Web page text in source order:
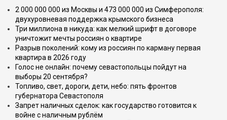
2 000 000 000 из Москвы и 473 000 000 из Симферополя:
двухуровневая поддержка крымского бизнеса
Три миллиона в никуда: как мелкий шрифт в договоре
уничтожит мечты россиян о квартире
Разрыв поколений: кому из россиян по карману первая
квартира в 2026 году
Голос не онлайн: почему севастопольцы пойдут на
выборы 20 сентября?
Топливо, свет, дороги, дети, небо: пять фронтов
губернатора Севастополя
Запрет наличных сделок: как государство готовится к
войне с наличным рублём